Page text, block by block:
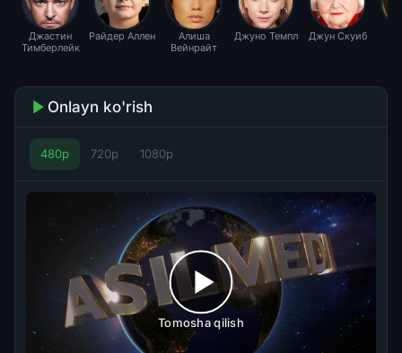
Джастин
Тимберлейк
Райдер Аллен
Алиша
Вейнрайт
Джуно Темпл Джун Скуиб
Onlayn ko'rish
480p 720p 1080p
Tomosha qilish